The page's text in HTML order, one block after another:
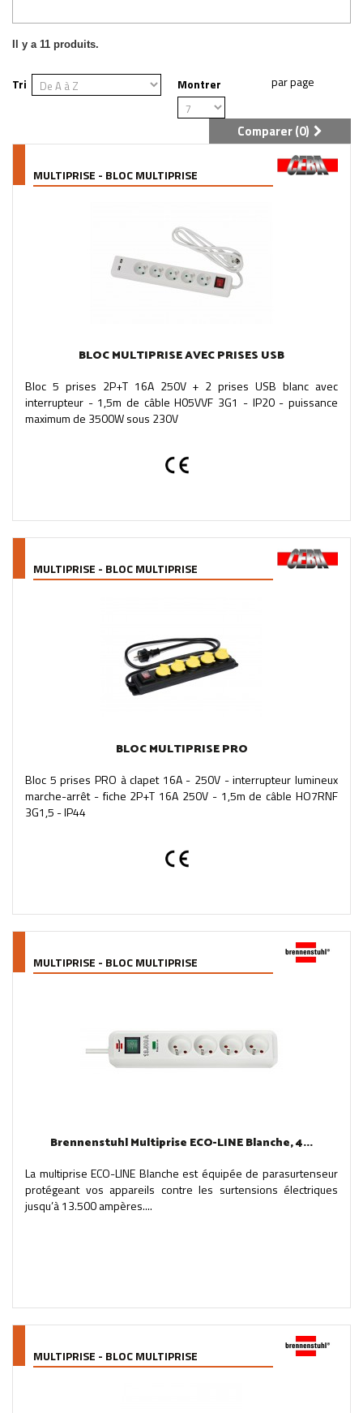
Il y a 11 produits.
Tri Montrer
Comparer (0)
MULTIPRISE - BLOC MULTIPRISE
BLOC MULTIPRISE AVEC PRISES USB
Bloc 5 prises 2P+T 16A 250V + 2 prises USB blanc avec
interrupteur - 1,5m de câble H05VVF 3G1 - IP20 - puissance
maximum de 3500W sous 230V
MULTIPRISE - BLOC MULTIPRISE
BLOC MULTIPRISE PRO
Bloc 5 prises PRO à clapet 16A - 250V - interrupteur lumineux
marche-arrêt - fiche 2P+T 16A 250V - 1,5m de câble HO7RNF
3G1,5 - IP44
MULTIPRISE - BLOC MULTIPRISE
Brennenstuhl Multiprise ECO-LINE Blanche, 4...
La multiprise ECO-LINE Blanche est équipée de parasurtenseur
protégeant vos appareils contre les surtensions électriques
jusqu’à 13.500 ampères....
MULTIPRISE - BLOC MULTIPRISE